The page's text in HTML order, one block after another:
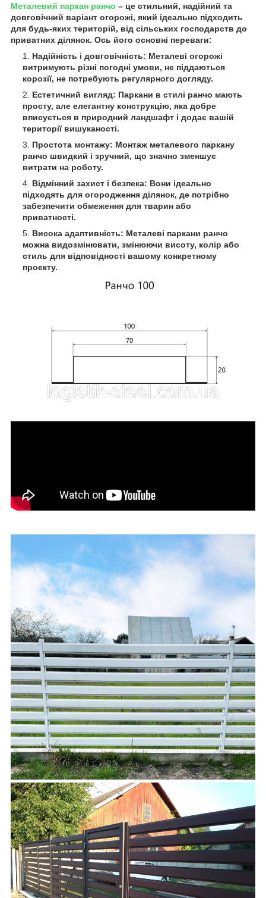
Металевий паркан ранчо – це стильний, надійний та
довговічний варіант огорожі, який ідеально підходить
для будь-яких територій, від сільських господарств до
приватних ділянок. Ось його основні переваги:
Надійність і довговічність: Металеві огорожі
витримують різні погодні умови, не піддаються
корозії, не потребують регулярного догляду.
Естетичний вигляд: Паркани в стилі ранчо мають
просту, але елегантну конструкцію, яка добре
вписується в природний ландшафт і додає вашій
території вишуканості.
Простота монтажу: Монтаж металевого паркану
ранчо швидкий і зручний, що значно зменшує
витрати на роботу.
Відмінний захист і безпека: Вони ідеально
підходять для огородження ділянок, де потрібно
забезпечити обмеження для тварин або
приватності.
Висока адаптивність: Металеві паркани ранчо
можна видозмінювати, змінюючи висоту, колір або
стиль для відповідності вашому конкретному
проекту.